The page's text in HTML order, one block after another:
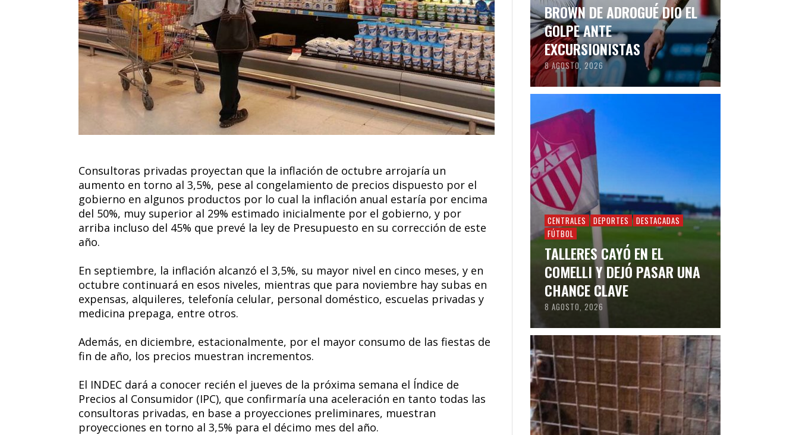
Consultoras privadas proyectan que la inflación de octubre arrojaría un
aumento en torno al 3,5%, pese al congelamiento de precios dispuesto por el
gobierno en algunos productos por lo cual la inflación anual estaría por encima
del 50%, muy superior al 29% estimado inicialmente por el gobierno, y por
arriba incluso del 45% que prevé la ley de Presupuesto en su corrección de este
año.
En septiembre, la inflación alcanzó el 3,5%, su mayor nivel en cinco meses, y en
octubre continuará en esos niveles, mientras que para noviembre hay subas en
expensas, alquileres, telefonía celular, personal doméstico, escuelas privadas y
medicina prepaga, entre otros.
Además, en diciembre, estacionalmente, por el mayor consumo de las fiestas de
fin de año, los precios muestran incrementos.
El INDEC dará a conocer recién el jueves de la próxima semana el Índice de
Precios al Consumidor (IPC), que confirmaría una aceleración en tanto todas las
consultoras privadas, en base a proyecciones preliminares, muestran
proyecciones en torno al 3,5% para el décimo mes del año.
BROWN DE ADROGUÉ DIO EL
GOLPE ANTE
EXCURSIONISTAS
8 AGOSTO, 2026
CENTRALES DEPORTES
DESTACADAS
FÚTBOL
TALLERES CAYÓ EN EL
COMELLI Y DEJÓ PASAR UNA
CHANCE CLAVE
8 AGOSTO, 2026